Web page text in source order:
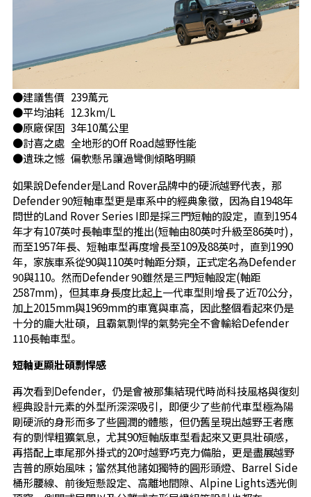
●建議售價 239萬元
●平均油耗 12.3km/L
●原廠保固 3年10萬公里
●討喜之處 全地形的Off Road越野性能
●遺珠之憾 偏軟懸吊讓過彎側傾略明顯
如果說Defender是Land Rover品牌中的硬派越野代表，那
Defender 90短軸車型更是車系中的經典象徵，因為自1948年
問世的Land Rover Series I即是採三門短軸的設定，直到1954
年才有107英吋長軸車型的推出(短軸由80英吋升級至86英吋)，
而至1957年長、短軸車型再度增長至109及88英吋，直到1990
年，家族車系從90與110英吋軸距分類，正式定名為Defender
90與110。然而Defender 90雖然是三門短軸設定(軸距
2587mm)，但其車身長度比起上一代車型則增長了近70公分，
加上2015mm與1969mm的車寬與車高，因此整個看起來仍是
十分的龐大壯碩，且霸氣剽悍的氣勢完全不會輸給Defender
110長軸車型。
短軸更顯壯碩剽悍感
再次看到Defender，仍是會被那集結現代時尚科技風格與復刻
經典設計元素的外型所深深吸引，即便少了些前代車型極為陽
剛硬派的身形而多了些圓潤的體態，但仍舊呈現出越野王者應
有的剽悍粗獷氣息，尤其90短軸版車型看起來又更具壯碩感，
再搭配上車尾那外掛式的20吋越野巧克力備胎，更是盡展越野
吉普的原始風味；當然其他諸如獨特的圓形頭燈、Barrel Side
桶形腰線、前後短懸設定、高離地間隙、Alpine Lights透光側